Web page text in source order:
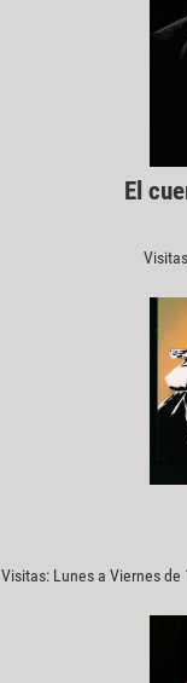
El
Visitas: Lunes a Viernes de